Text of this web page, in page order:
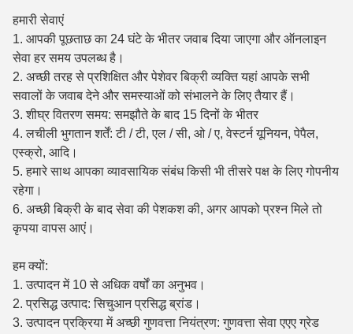
हमारी सेवाएं
1. आपकी पूछताछ का 24 घंटे के भीतर जवाब दिया जाएगा और ऑनलाइन
सेवा हर समय उपलब्ध है।
2. अच्छी तरह से प्रशिक्षित और पेशेवर बिक्री व्यक्ति यहां आपके सभी
सवालों के जवाब देने और समस्याओं को संभालने के लिए तैयार हैं।
3. शीघ्र वितरण समय: समझौते के बाद 15 दिनों के भीतर
4. लचीली भुगतान शर्तें: टी / टी, एल / सी, ओ / ए, वेस्टर्न यूनियन, पेपैल,
एस्क्रो, आदि।
5. हमारे साथ आपका व्यावसायिक संबंध किसी भी तीसरे पक्ष के लिए गोपनीय
रहेगा।
6. अच्छी बिक्री के बाद सेवा की पेशकश की, अगर आपको प्रश्न मिले तो
कृपया वापस आएं।
हम क्यों:
1. उत्पादन में 10 से अधिक वर्षों का अनुभव।
2. प्रसिद्ध उत्पाद: सिचुआन प्रसिद्ध ब्रांड।
3. उत्पादन प्रक्रिया में अच्छी गुणवत्ता नियंत्रण: गुणवत्ता सेवा एएए ग्रेड